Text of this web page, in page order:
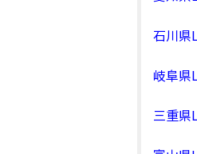
石川県
岐阜県
三重県